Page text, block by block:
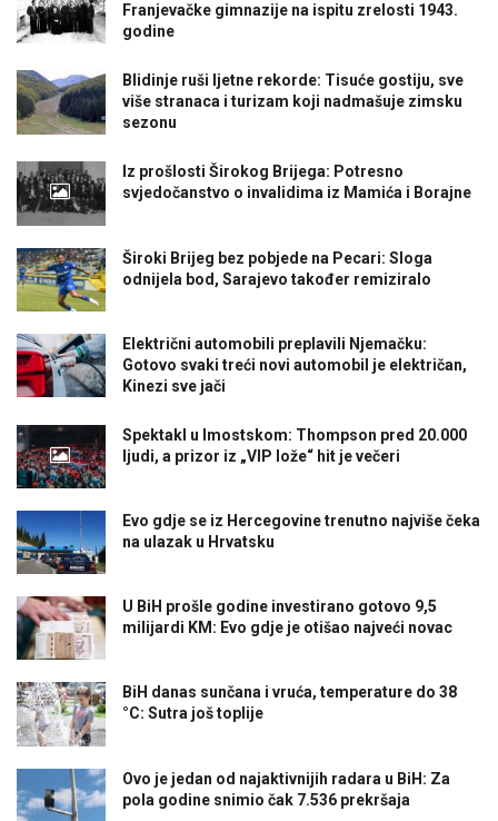
Franjevačke gimnazije na ispitu zrelosti 1943.
godine
Blidinje ruši ljetne rekorde: Tisuće gostiju, sve
više stranaca i turizam koji nadmašuje zimsku
sezonu
Iz prošlosti Širokog Brijega: Potresno
svjedočanstvo o invalidima iz Mamića i Borajne
Široki Brijeg bez pobjede na Pecari: Sloga
odnijela bod, Sarajevo također remiziralo
Električni automobili preplavili Njemačku:
Gotovo svaki treći novi automobil je električan,
Kinezi sve jači
Spektakl u Imostskom: Thompson pred 20.000
ljudi, a prizor iz „VIP lože“ hit je večeri
Evo gdje se iz Hercegovine trenutno najviše čeka
na ulazak u Hrvatsku
U BiH prošle godine investirano gotovo 9,5
milijardi KM: Evo gdje je otišao najveći novac
BiH danas sunčana i vruća, temperature do 38
°C: Sutra još toplije
Ovo je jedan od najaktivnijih radara u BiH: Za
pola godine snimio čak 7.536 prekršaja